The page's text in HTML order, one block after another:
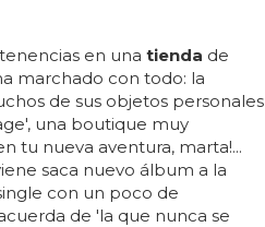
en una tienda de
marchado con todo: la
de sus objetos personales
una boutique muy
tu nueva aventura, marta!...
saca nuevo álbum a la
con un poco de
de 'la que nunca se